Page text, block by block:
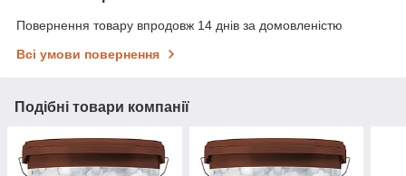
Повернення товару впродовж 14 днів за домовленістю
Всі умови повернення
Подібні товари компанії